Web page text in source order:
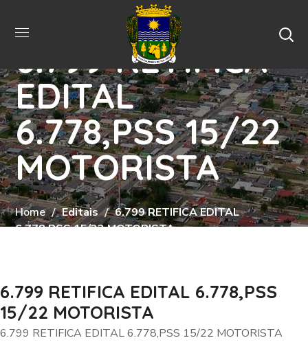
6.799 RETIFICA
EDITAL
6.778,PSS 15/22
MOTORISTA
Home Editais
6.799 RETIFICA EDITAL
6.778,PSS 15/22 MOTORISTA
6.799 RETIFICA EDITAL 6.778,PSS
15/22 MOTORISTA
6.799 RETIFICA EDITAL 6.778,PSS 15/22 MOTORISTA